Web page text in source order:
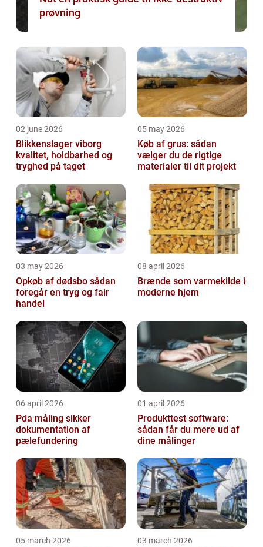
prøvning
02 june 2026
Blikkenslager viborg
kvalitet, holdbarhed og
tryghed på taget
05 may 2026
Køb af grus: sådan
vælger du de rigtige
materialer til dit projekt
03 may 2026
Opkøb af dødsbo sådan
foregår en tryg og fair
handel
08 april 2026
Brænde som varmekilde i
moderne hjem
06 april 2026
Pda måling sikker
dokumentation af
pælefundering
01 april 2026
Produkttest software:
sådan får du mere ud af
dine målinger
05 march 2026 03 march 2026